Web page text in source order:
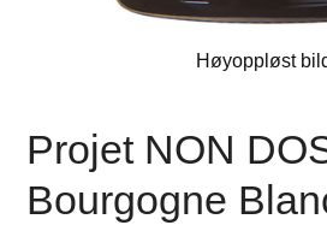
Høyoppløst
Projet NON
Bourgogne